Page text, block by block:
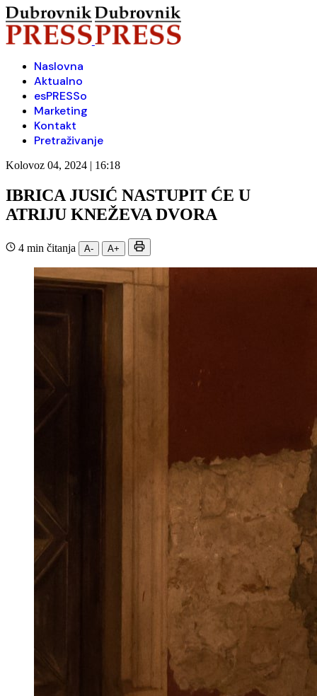
Naslovna
Aktualno
esPRESSo
Marketing
Kontakt
Pretraživanje
Kolovoz 04, 2024 | 16:18
IBRICA JUSIĆ NASTUPIT ĆE U
ATRIJU KNEŽEVA DVORA
4 min čitanja A- A+